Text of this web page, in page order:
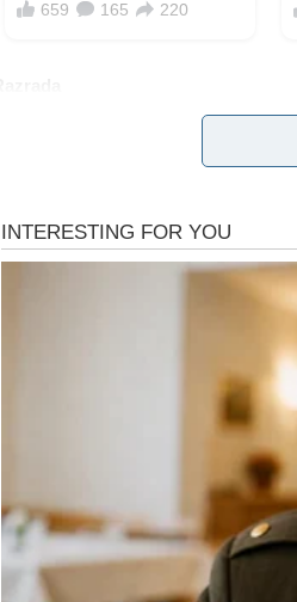
i gljivica. Ovi tragovi često se
tekstura koja je teško ukloniti
čišćenja mogu oštetiti složenu
Precizno određivanje vrste
Pre nego što započnete sa
pločicama. Različite vrste mrlja
Ako se radi olakom nakupljanju
Za
tvrdokorne mrlje od kamenca
formulirana za uklanjanje ovakvih